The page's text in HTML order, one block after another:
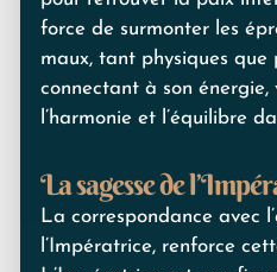
force de surmonter les
maux, tant physiques que
connectant à son énergie,
l’harmonie et l’équilibre
La sagesse de
La correspondance avec
l’Impératrice, renforce